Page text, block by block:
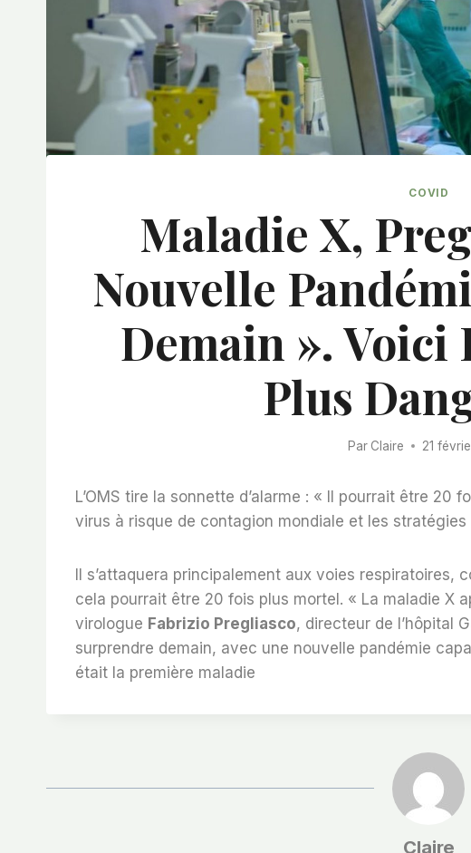
COVID
Maladie X,
Nouvelle
Demain ». Voici
Plus
Par Claire 21
L’OMS tire la sonnette d’alarme : « Il pourrait être 20
virus à risque de contagion mondiale et les
Il s’attaquera principalement aux voies respiratoires,
cela pourrait être 20 fois plus mortel. « La maladie X
virologue Fabrizio Pregliasco, directeur de l’hôpital
surprendre demain, avec une nouvelle pandémie
était la première maladie
Claire